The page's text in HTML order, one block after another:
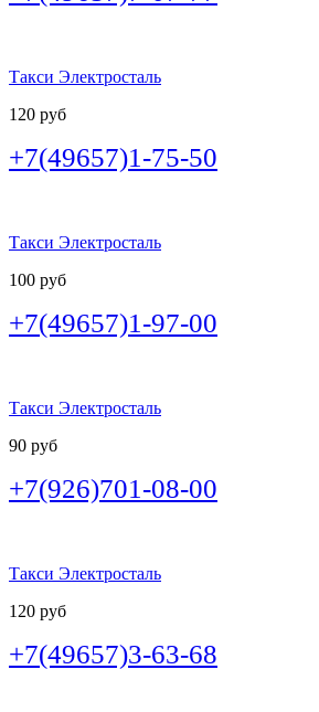
Такси Электросталь
120 руб
+7(49657)1-75-50
Такси Электросталь
100 руб
+7(49657)1-97-00
Такси Электросталь
90 руб
+7(926)701-08-00
Такси Электросталь
120 руб
+7(49657)3-63-68